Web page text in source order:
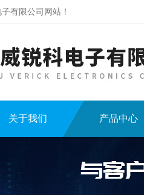
有限公司网站！
关于我们 产品中心